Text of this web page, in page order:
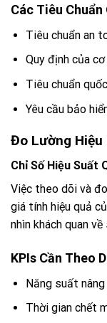
Các Tiêu Chuẩn
Tiêu chuẩn an
Quy định của
Tiêu chuẩn
Yêu cầu bảo
Đo Lường Hiệu
Chỉ Số Hiệu Suất
Việc theo dõi và
giá tính hiệu quả
nhìn khách quan
KPIs Cần Theo
Năng suất
Thời gian chết